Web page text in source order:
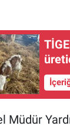
Müdür